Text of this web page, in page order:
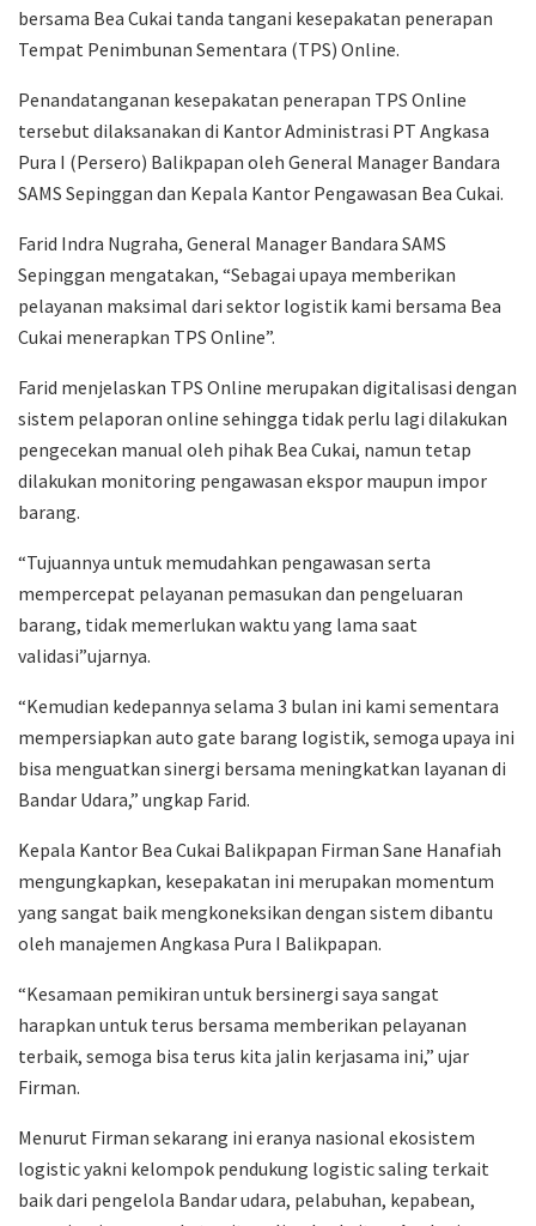
bersama Bea Cukai tanda tangani kesepakatan penerapan
Tempat Penimbunan Sementara (TPS) Online.
Penandatanganan kesepakatan penerapan TPS Online
tersebut dilaksanakan di Kantor Administrasi PT Angkasa
Pura I (Persero) Balikpapan oleh General Manager Bandara
SAMS Sepinggan dan Kepala Kantor Pengawasan Bea Cukai.
Farid Indra Nugraha, General Manager Bandara SAMS
Sepinggan mengatakan, “Sebagai upaya memberikan
pelayanan maksimal dari sektor logistik kami bersama Bea
Cukai menerapkan TPS Online”.
Farid menjelaskan TPS Online merupakan digitalisasi dengan
sistem pelaporan online sehingga tidak perlu lagi dilakukan
pengecekan manual oleh pihak Bea Cukai, namun tetap
dilakukan monitoring pengawasan ekspor maupun impor
barang.
“Tujuannya untuk memudahkan pengawasan serta
mempercepat pelayanan pemasukan dan pengeluaran
barang, tidak memerlukan waktu yang lama saat
validasi”ujarnya.
“Kemudian kedepannya selama 3 bulan ini kami sementara
mempersiapkan auto gate barang logistik, semoga upaya ini
bisa menguatkan sinergi bersama meningkatkan layanan di
Bandar Udara,” ungkap Farid.
Kepala Kantor Bea Cukai Balikpapan Firman Sane Hanafiah
mengungkapkan, kesepakatan ini merupakan momentum
yang sangat baik mengkoneksikan dengan sistem dibantu
oleh manajemen Angkasa Pura I Balikpapan.
“Kesamaan pemikiran untuk bersinergi saya sangat
harapkan untuk terus bersama memberikan pelayanan
terbaik, semoga bisa terus kita jalin kerjasama ini,” ujar
Firman.
Menurut Firman sekarang ini eranya nasional ekosistem
logistic yakni kelompok pendukung logistic saling terkait
baik dari pengelola Bandar udara, pelabuhan, kepabean,